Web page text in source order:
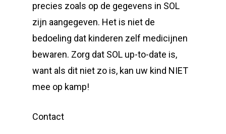
precies zoals op de gegevens in SOL
zijn aangegeven. Het is niet de
bedoeling dat kinderen zelf medicijnen
bewaren. Zorg dat SOL up-to-date is,
want als dit niet zo is, kan uw kind NIET
mee op kamp!
Contact